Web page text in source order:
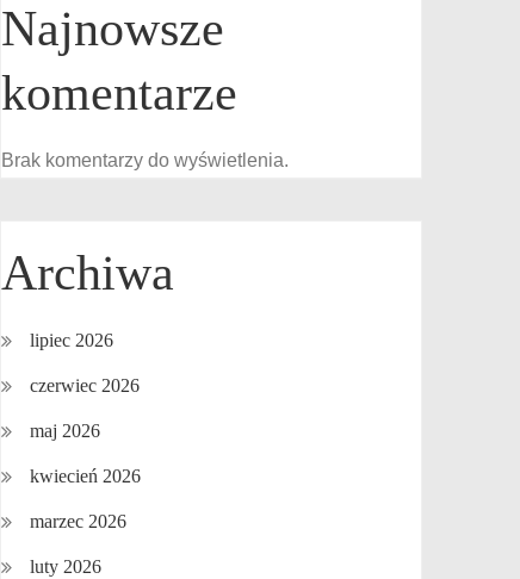
Najnowsze
komentarze
Brak komentarzy do wyświetlenia.
Archiwa
lipiec 2026
czerwiec 2026
maj 2026
kwiecień 2026
marzec 2026
luty 2026